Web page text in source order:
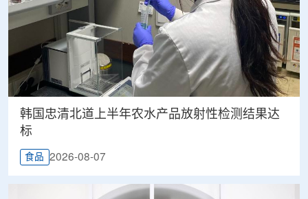
韩国忠清北道上半年农水产品放射性检测结果达
标
食品 2026-08-07